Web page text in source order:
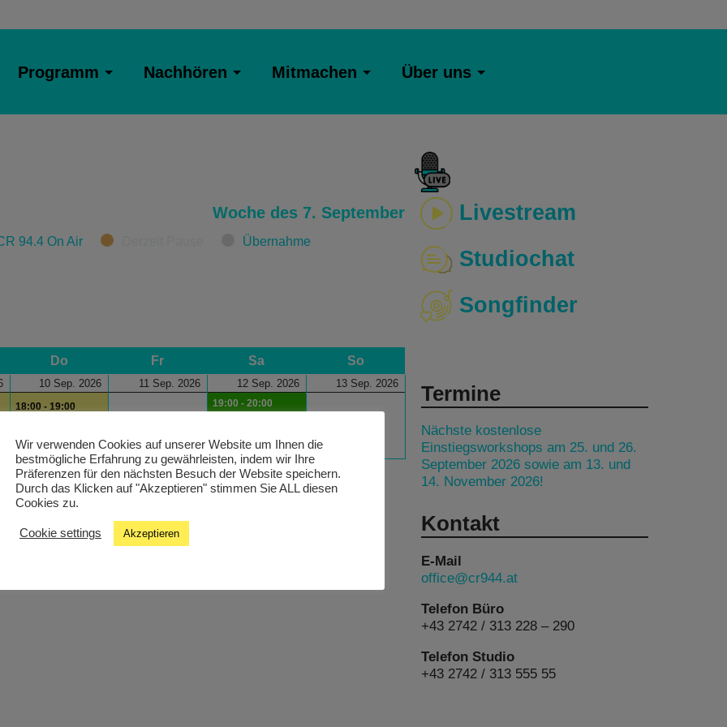
Programm Nachhören Mitmachen Über uns
Woche des 7. September
94.4 On Air Übernahme
Do Fr Sa So
10 Sep. 2026
18:00 - 19:00
11 Sep. 2026 12 Sep. 2026
19:00 - 20:00
13 Sep. 2026
Livestream
Studiochat
Songfinder
Termine
Nächste kostenlose
Einstiegsworkshops am 25. und 26.
September 2026 sowie am 13. und
14. November 2026!
Kontakt
E-Mail
office@cr944.at
Telefon Büro
+43 2742 / 313 228 – 290
Telefon Studio
+43 2742 / 313 555 55
Wir verwenden Cookies auf unserer Website um Ihnen die
bestmögliche Erfahrung zu gewährleisten, indem wir Ihre
Präferenzen für den nächsten Besuch der Website speichern.
Durch das Klicken auf "Akzeptieren" stimmen Sie ALL diesen
Cookies zu.
Cookie settings Akzeptieren